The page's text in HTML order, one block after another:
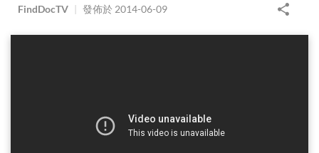
FindDocTV | 發佈於 2014-06-09